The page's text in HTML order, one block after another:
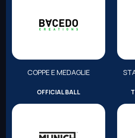
COPPE E MEDAGLIE
OFFICIAL BALL